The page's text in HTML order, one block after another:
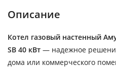
Описание
Котел газовый настенный
SB 40 кВт — надежное
дома или коммерческого